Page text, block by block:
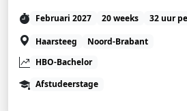
Februari 2027 20 weeks
32 uur
Haarsteeg
Noord-Brabant
HBO-Bachelor
Afstudeerstage